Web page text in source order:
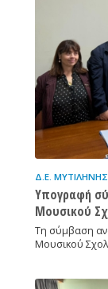
Δ.Ε. ΜΥΤΙΛΉΝΗΣ
Υπογραφή
Μουσικού
Τη σύμβαση
Μουσικού